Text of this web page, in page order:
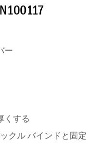
ー
くする
クル バインドと固定